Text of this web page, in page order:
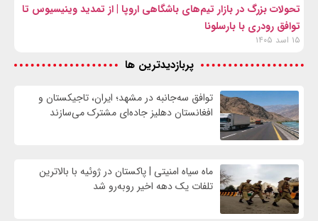
تحولات بزرگ در بازار تیم‌های باشگاهی اروپا | از تمدید وینیسیوس تا
توافق رودری با بارسلونا
۱۵ اسد ۱۴۰۵
پربازدیدترین ها
توافق سه‌جانبه در مشهد؛ ایران، تاجیکستان و
افغانستان دهلیز جاده‌ای مشترک می‌سازند
ماه سیاه امنیتی | پاکستان در ژوئیه با بالاترین
تلفات یک دهه اخیر روبه‌رو شد